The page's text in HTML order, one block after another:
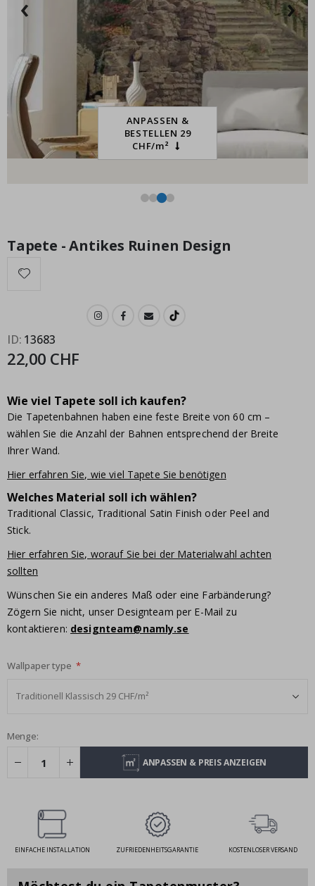
Special
Price
15,00 €
ANPASSEN &
BESTELLEN 29
CHF/m²
Tapete - Antikes Ruinen Design
ID 13683
22,00 CHF
Wie viel Tapete soll ich kaufen?
Die Tapetenbahnen haben eine feste Breite von 60 cm –
wählen Sie die Anzahl der Bahnen entsprechend der Breite
Ihrer Wand.
Hier erfahren Sie, wie viel Tapete Sie benötigen
Welches Material soll ich wählen?
Traditional Classic, Traditional Satin Finish oder Peel and
Stick.
Hier erfahren Sie, worauf Sie bei der Materialwahl achten
sollten
Wünschen Sie ein anderes Maß oder eine Farbänderung?
Zögern Sie nicht, unser Designteam per E-Mail zu
kontaktieren: designteam@namly.se
Wallpaper type
Menge:
ANPASSEN & PREIS ANZEIGEN
EINFACHE INSTALLATION ZUFRIEDENHEITSGARANTIE KOSTENLOSER VERSAND